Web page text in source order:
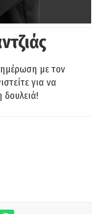
με τον
για να
δουλειά!